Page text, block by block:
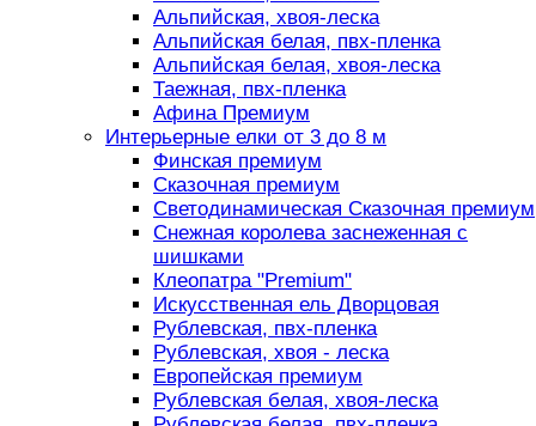
Альпийская, хвоя-леска
Альпийская белая, пвх-пленка
Альпийская белая, хвоя-леска
Таежная, пвх-пленка
Афина Премиум
Интерьерные елки от 3 до 8 м
Финская премиум
Сказочная премиум
Светодинамическая Сказочная премиум
Снежная королева заснеженная с
шишками
Клеопатра "Premium"
Искусственная ель Дворцовая
Рублевская, пвх-пленка
Рублевская, хвоя - леска
Европейская премиум
Рублевская белая, хвоя-леска